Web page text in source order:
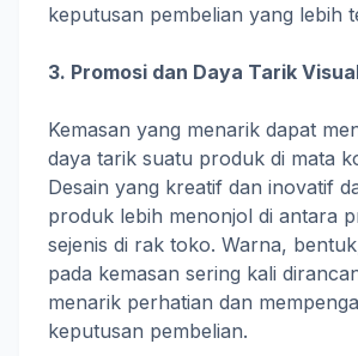
keputusan pembelian yang lebih
3. Promosi dan Daya Tarik
Kemasan yang menarik dapat
daya tarik suatu produk di mata
Desain yang kreatif dan inovatif
produk lebih menonjol di antara
sejenis di rak toko. Warna,
pada kemasan sering kali
menarik perhatian dan
keputusan pembelian.